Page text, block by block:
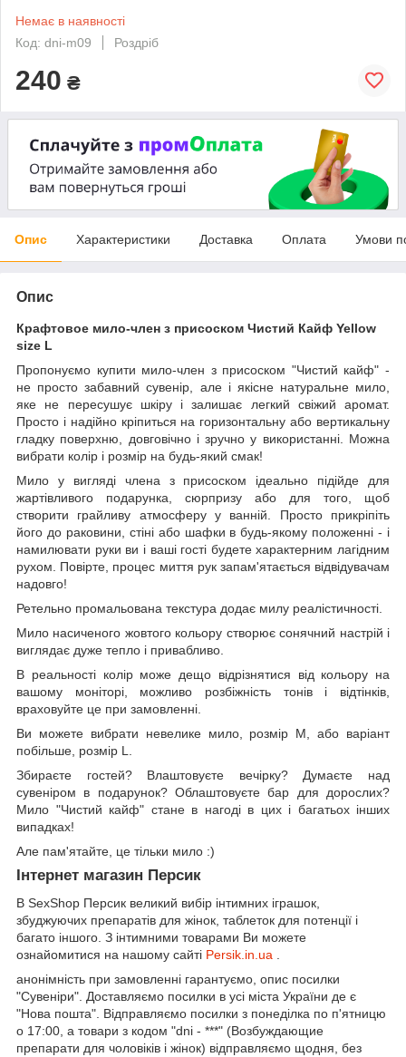
Немає в наявності
Код: dni-m09
Роздріб
240 ₴
Опис Характеристики Доставка Оплата Умови
Опис
Крафтовое мило-член з присоском Чистий Кайф Yellow
size L
Пропонуємо купити мило-член з присоском "Чистий кайф" -
не просто забавний сувенір, але і якісне натуральне мило,
яке не пересушує шкіру і залишає легкий свіжий аромат.
Просто і надійно кріпиться на горизонтальну або вертикальну
гладку поверхню, довговічно і зручно у використанні. Можна
вибрати колір і розмір на будь-який смак!
Мило у вигляді члена з присоском ідеально підійде для
жартівливого подарунка, сюрпризу або для того, щоб
створити грайливу атмосферу у ванній. Просто прикріпіть
його до раковини, стіні або шафки в будь-якому положенні - і
намилювати руки ви і ваші гості будете характерним лагідним
рухом. Повірте, процес миття рук запам'ятається відвідувачам
надовго!
Ретельно промальована текстура додає милу реалістичності.
Мило насиченого жовтого кольору створює сонячний настрій і
виглядає дуже тепло і привабливо.
В реальності колір може дещо відрізнятися від кольору на
вашому моніторі, можливо розбіжність тонів і відтінків,
враховуйте це при замовленні.
Ви можете вибрати невелике мило, розмір М, або варіант
побільше, розмір L.
Збираєте гостей? Влаштовуєте вечірку? Думаєте над
сувеніром в подарунок? Облаштовуєте бар для дорослих?
Мило "Чистий кайф" стане в нагоді в цих і багатьох інших
випадках!
Але пам'ятайте, це тільки мило :)
Інтернет магазин Персик
В SexShop Персик великий вибір інтимних іграшок,
збуджуючих препаратів для жінок, таблеток для потенції і
багато іншого. З інтимними товарами Ви можете
ознайомитися на нашому сайті Persik.in.ua
анонімність при замовленні гарантуємо, опис посилки
"Сувеніри". Доставляємо посилки в усі міста України де є
"Нова пошта". Відправляємо посилки з понеділка по п'ятницю
о 17:00, а товари з кодом "dni - ***" (Возбуждающие
препарати для чоловіків і жінок) відправляємо щодня, без